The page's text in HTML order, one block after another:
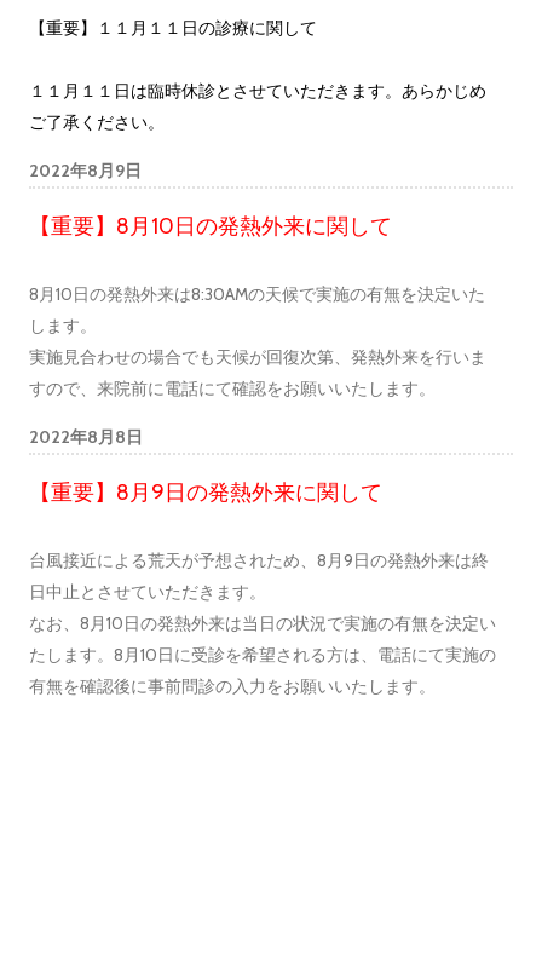
【重要】１１月１１日の診療に関して
１１月１１日は臨時休診とさせていただきます。あらかじめ
ご了承ください。
2022年8月9日
【重要】8月10日の発熱外来に関して
8月10日の発熱外来は8:30AMの天候で実施の有無を決定いた
します。
実施見合わせの場合でも天候が回復次第、発熱外来を行いま
すので、来院前に電話にて確認をお願いいたします。
2022年8月8日
【重要】8月9日の発熱外来に関して
台風接近による荒天が予想されため、8月9日の発熱外来は終
日中止とさせていただきます。
なお、8月10日の発熱外来は当日の状況で実施の有無を決定い
たします。8月10日に受診を希望される方は、電話にて実施の
有無を確認後に事前問診の入力をお願いいたします。